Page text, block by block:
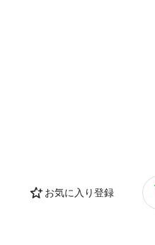
お気に入り登録